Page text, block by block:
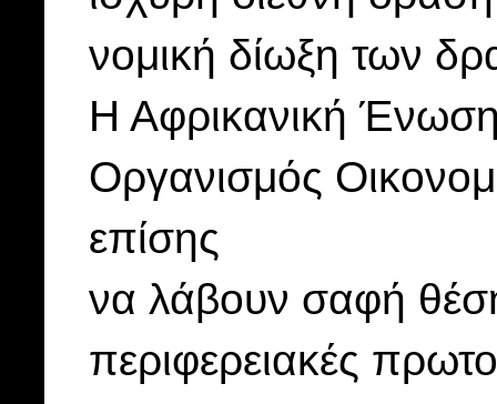
νομική δίωξη των
Η Αφρικανική
Οργανισμός
επίσης
να λάβουν σαφή
περιφερειακές